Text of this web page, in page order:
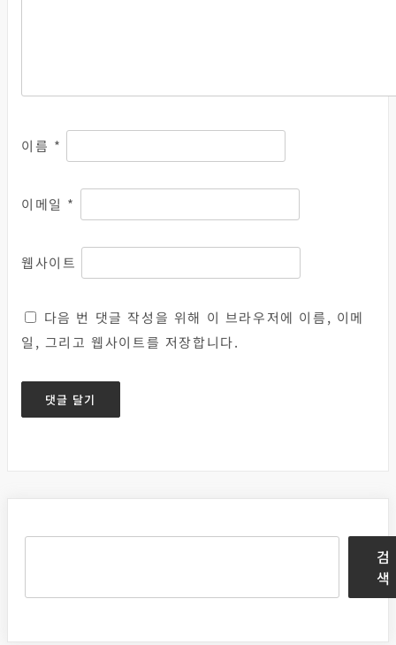
이름 *
이메일 *
웹사이트
다음 번 댓글 작성을 위해 이 브라우저에 이름, 이메
일, 그리고 웹사이트를 저장합니다.
검
색